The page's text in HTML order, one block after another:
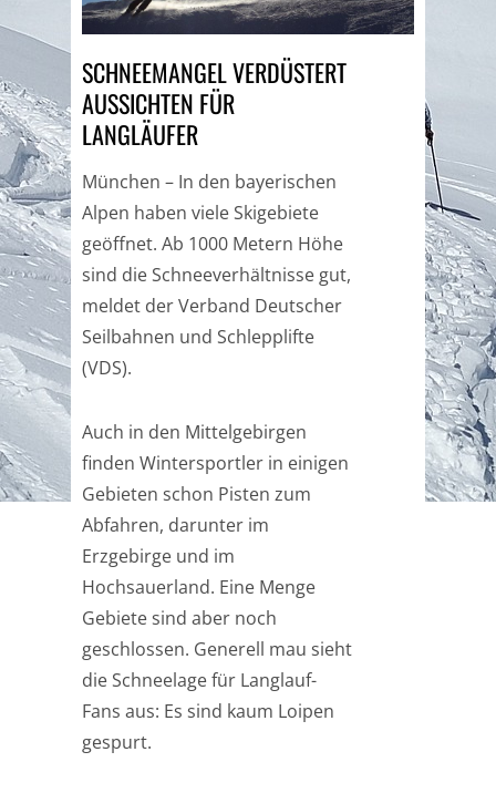
SCHNEEMANGEL VERDÜSTERT
AUSSICHTEN FÜR
LANGLÄUFER
München – In den bayerischen
Alpen haben viele Skigebiete
geöffnet. Ab 1000 Metern Höhe
sind die Schneeverhältnisse gut,
meldet der Verband Deutscher
Seilbahnen und Schlepplifte
(VDS).
Auch in den Mittelgebirgen
finden Wintersportler in einigen
Gebieten schon Pisten zum
Abfahren, darunter im
Erzgebirge und im
Hochsauerland. Eine Menge
Gebiete sind aber noch
geschlossen. Generell mau sieht
die Schneelage für Langlauf-
Fans aus: Es sind kaum Loipen
gespurt.